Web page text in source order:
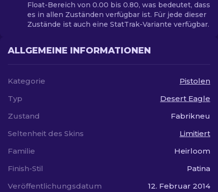
Float-Bereich von 0.00 bis 0.80, was bedeutet, dass
es in allen Zuständen verfügbar ist. Für jede dieser
Zustände ist auch eine StatTrak-Variante verfügbar.
ALLGEMEINE INFORMATIONEN
Kategorie
Pistolen
Typ
Desert Eagle
Zustand
Fabrikneu
Seltenheit des Skins
Limitiert
Familie
Heirloom
Finish-Stil
Patina
Veröffentlichungsdatum
12. Februar 2014